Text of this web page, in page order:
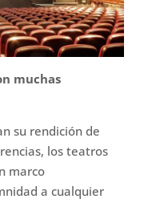
muchas
su rendición de
los teatros
marco
a cualquier